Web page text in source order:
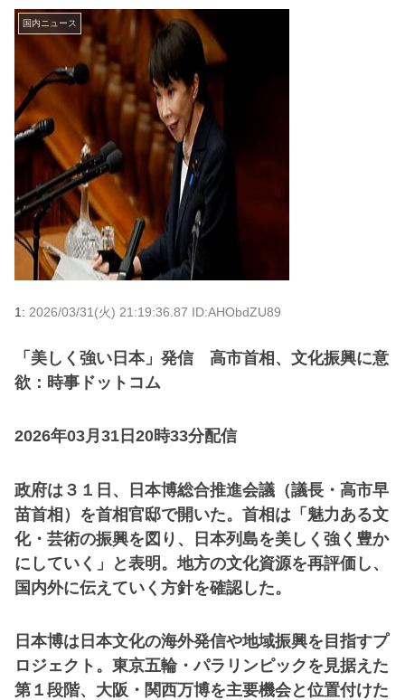
国内ニュース
1: 2026/03/31(火) 21:19:36.87 ID:AHObdZU89
「美しく強い日本」発信 高市首相、文化振興に意
欲：時事ドットコム
2026年03月31日20時33分配信
政府は３１日、日本博総合推進会議（議長・高市早
苗首相）を首相官邸で開いた。首相は「魅力ある文
化・芸術の振興を図り、日本列島を美しく強く豊か
にしていく」と表明。地方の文化資源を再評価し、
国内外に伝えていく方針を確認した。
日本博は日本文化の海外発信や地域振興を目指すプ
ロジェクト。東京五輪・パラリンピックを見据えた
第１段階、大阪・関西万博を主要機会と位置付けた